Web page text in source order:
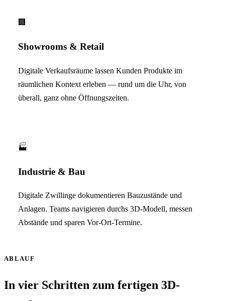
🏢
Showrooms & Retail
Digitale Verkaufsräume lassen Kunden Produkte im
räumlichen Kontext erleben — rund um die Uhr, von
überall, ganz ohne Öffnungszeiten.
🏭
Industrie & Bau
Digitale Zwillinge dokumentieren Bauzustände und
Anlagen. Teams navigieren durchs 3D-Modell, messen
Abstände und sparen Vor-Ort-Termine.
ABLAUF
In vier Schritten zum fertigen 3D-